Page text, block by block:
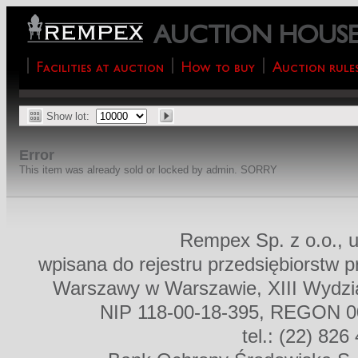
AUCTION
Facilities at auction How to buy Auction
Show lot:
Error
This item was already sold or locked by admin. SORRY
Rempex Sp. z o.o.,
wpisana do rejestru przedsiębiorstw
Warszawy w Warszawie, XIII
NIP 118-00-18-395, REGON
tel.: (22) 826